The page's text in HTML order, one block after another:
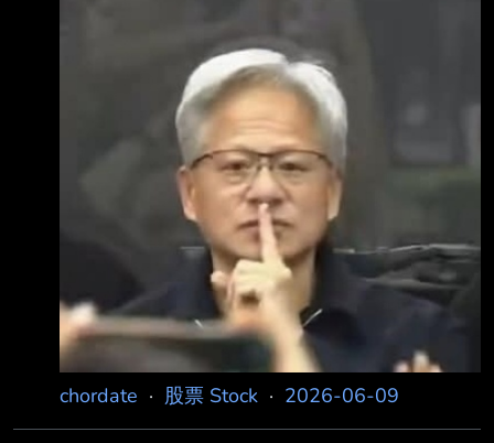
容： [NOWNEWS今日新聞] 美伊戰爭已達百
日，雙方談判持續陷入僵局，美國總統川普表
示，美 國將在還預告油價將下跌。然而，川普
兩週內結 束戰爭的說法，立刻被美媒拆台，因
為不是第一次。 根據CNN報導，川普在為南卡
羅來納州參議員、正參加共和黨黨內初選的葛拉
chordate · 股票 Stock · 2026-06-09